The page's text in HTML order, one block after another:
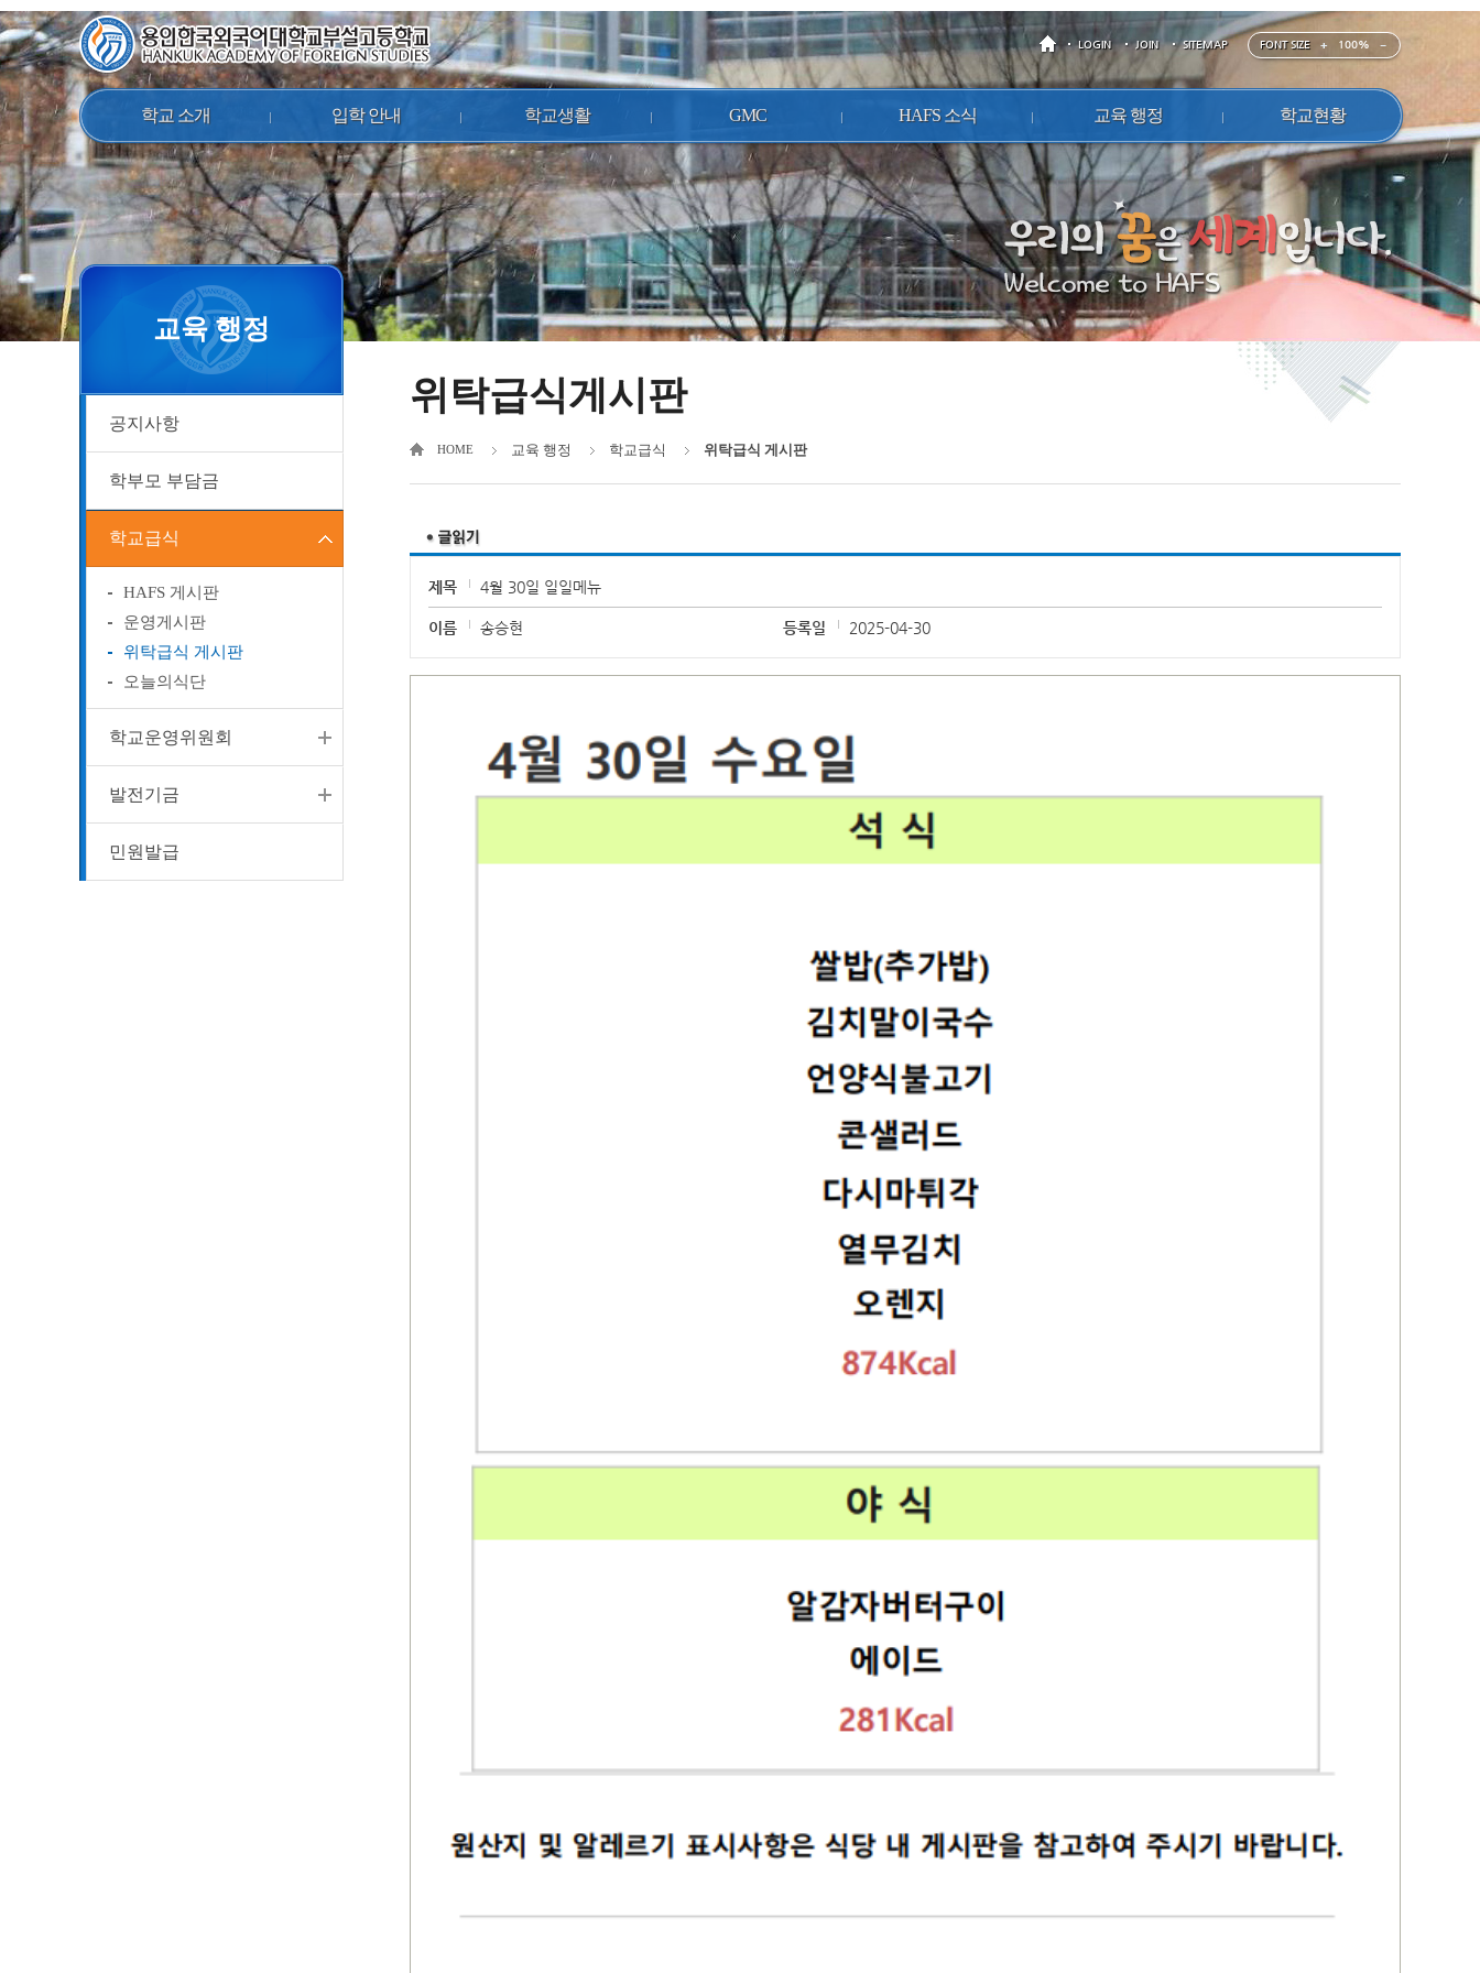
LOGIN JOIN SITEMAP FONT SIZE 100%
학교 소개 입학 안내 학교생활 GMC HAFS 소식 교육 행정 학교현황
교육 행정
공지사항
학부모 부담금
학교급식
HAFS 게시판
운영게시판
위탁급식 게시판
오늘의식단
학교운영위원회
발전기금
민원발급
HOME 교육 행정 학교급식 위탁급식 게시판
위탁급식게시판
제목 4월 30일 일일메뉴
이름 송승현 등록일 2025-04-30